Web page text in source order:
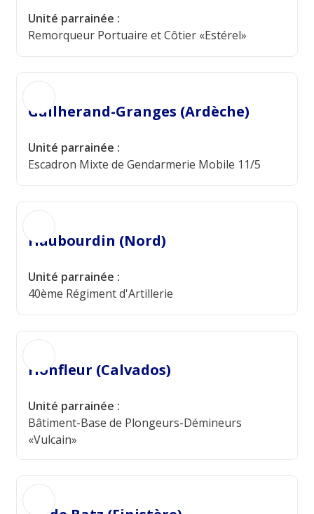
Unité parrainée :
Remorqueur Portuaire et Côtier «Estérel»
Guilherand-Granges (Ardèche)
Unité parrainée :
Escadron Mixte de Gendarmerie Mobile 11/5
Haubourdin (Nord)
Unité parrainée :
40ème Régiment d'Artillerie
Honfleur (Calvados)
Unité parrainée :
Bâtiment-Base de Plongeurs-Démineurs
«Vulcain»